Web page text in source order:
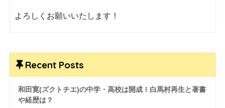
よろしくお願いいたします！
Recent Posts
和田寛(ズクトチエ)の中学・高校は開成！白馬村再生と著書
や経歴は？